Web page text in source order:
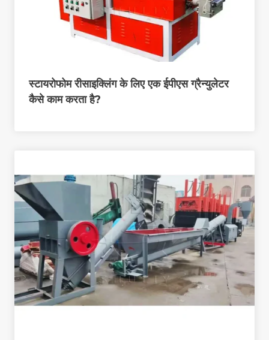
स्टायरोफोम रीसाइक्लिंग के लिए एक ईपीएस ग्रैन्युलेटर
कैसे काम करता है?